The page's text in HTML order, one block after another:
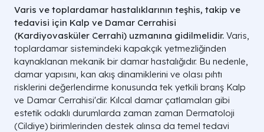
Varis ve toplardamar hastalıklarının teşhis, takip ve
tedavisi için Kalp ve Damar Cerrahisi
(Kardiyovasküler Cerrahi) uzmanına gidilmelidir. Varis,
toplardamar sistemindeki kapakçık yetmezliğinden
kaynaklanan mekanik bir damar hastalığıdır. Bu nedenle,
damar yapısını, kan akış dinamiklerini ve olası pıhtı
risklerini değerlendirme konusunda tek yetkili branş Kalp
ve Damar Cerrahisi'dir. Kılcal damar çatlamaları gibi
estetik odaklı durumlarda zaman zaman Dermatoloji
(Cildiye) birimlerinden destek alınsa da temel tedavi